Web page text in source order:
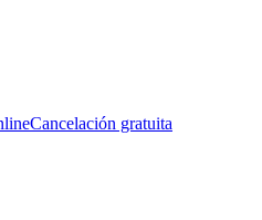
Cancelación gratuita